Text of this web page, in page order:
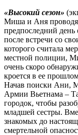
«Высокий сезон»
Миша и Аня
предпоследний день
после встречи со
которого считала
местной полиции,
очень скоро
кроется в ее
Начав поиски Ани,
Армии Вьетнама –
городок, чтобы
младшей сестры.
знакомых до
смертельной